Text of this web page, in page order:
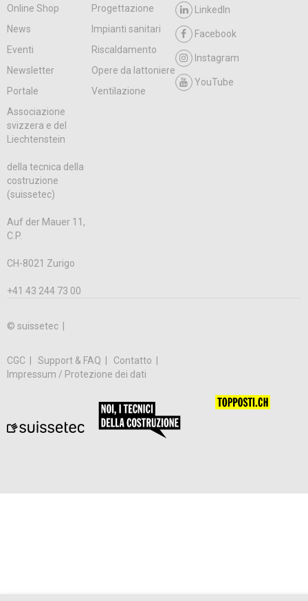
Online Shop
Progettazione
News
Impianti sanitari
Eventi
Riscaldamento
Newsletter
Opere da lattoniere
Portale
Ventilazione
LinkedIn
Facebook
Instagram
YouTube
Associazione
svizzera e del
Liechtenstein
della tecnica della
costruzione
(suissetec)
Auf der Mauer 11,
C.P.
CH-8021 Zurigo
+41 43 244 73 00
© suissetec |
CGC Support & FAQ
Contatto
Impressum / Protezione dei dati